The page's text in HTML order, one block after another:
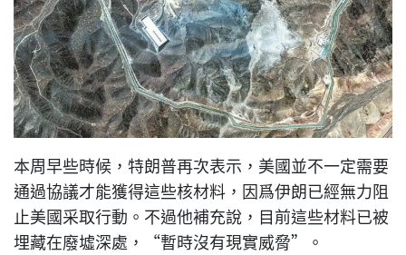
本周早些時候，特朗普再次表示，美國並不一定需要
通過協議才能獲得這些核材料，因爲伊朗已經無力阻
止美國采取行動。不過他補充說，目前這些材料已被
埋藏在廢墟深處，“暫時沒有現實威脅”。